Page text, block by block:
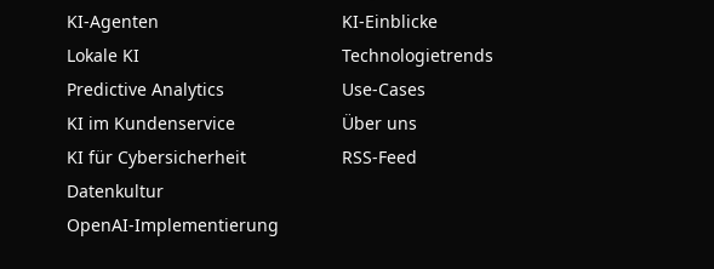
KI-Agenten
Lokale KI
Predictive Analytics
KI im Kundenservice
KI für Cybersicherheit
Datenkultur
OpenAI-Implementierung
KI-Einblicke
Technologietrends
Use-Cases
Über uns
RSS-Feed